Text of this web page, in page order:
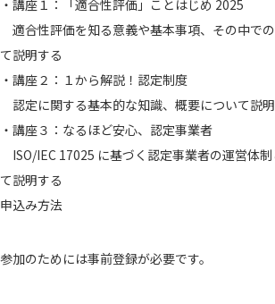
・講座１：「適合性評価」ことはじめ 2025
適合性評価を知る意義や基本事項、その中で
て説明する
・講座２：１から解説！認定制度
認定に関する基本的な知識、概要について説
・講座３：なるほど安心、認定事業者
ISO/IEC 17025 に基づく認定事業者の運営体
て説明する
申込み方法
参加のためには事前登録が必要です。